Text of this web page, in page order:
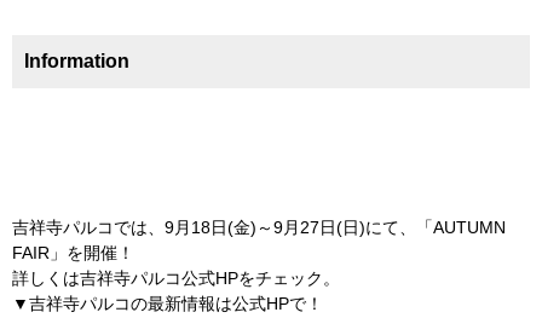
Information
吉祥寺パルコでは、9月18日(金)～9月27日(日)にて、「AUTUMN
FAIR」を開催！
詳しくは吉祥寺パルコ公式HPをチェック。
▼吉祥寺パルコの最新情報は公式HPで！